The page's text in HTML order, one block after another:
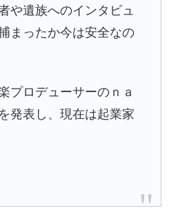
や遺族へのインタビュ
まったか今は安全なの
プロデューサーのｎａ
発表し、現在は起業家